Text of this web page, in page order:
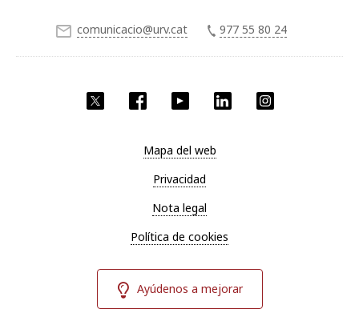
Twitter Facebook YouTube LinkedIn
comunicacio@urv.cat 977 55 80 24
Mapa del web
Privacidad
Nota legal
Política de cookies
Ayúdenos a mejorar